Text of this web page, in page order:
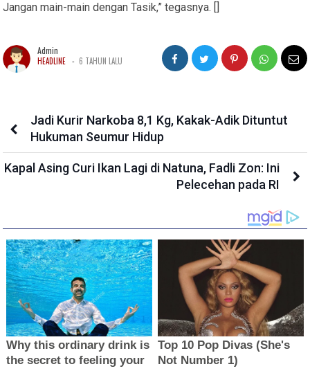
Jangan main-main dengan Tasik,” tegasnya. []
Admin
HEADLINE - 6 TAHUN LALU
Jadi Kurir Narkoba 8,1 Kg, Kakak-Adik Dituntut
Hukuman Seumur Hidup
Kapal Asing Curi Ikan Lagi di Natuna, Fadli Zon: Ini
Pelecehan pada RI